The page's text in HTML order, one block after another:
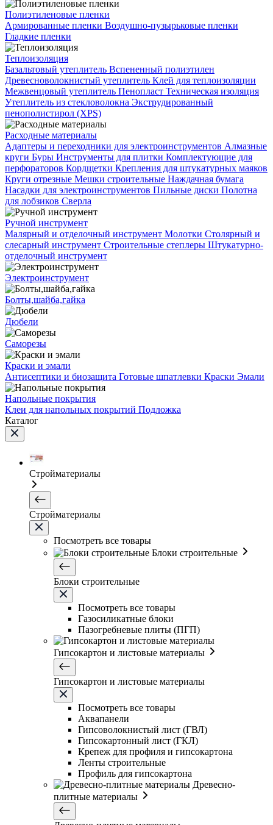
Полиэтиленовые пленки
Армированные пленки Воздушно-пузырьковые пленки
Гладкие пленки
Теплоизоляция
Базальтовый утеплитель Вспененный полиэтилен
Древесноволокнистый утеплитель Клей для теплоизоляции
Межвенцовый утеплитель Пенопласт Техническая изоляция
Утеплитель из стекловолокна Экструдированный
пенополистирол (XPS)
Расходные материалы
Адаптеры и переходники для электроинструментов Алмазные
круги Буры Инструменты для плитки Комплектующие для
перфораторов Кордщетки Крепления для штукатурных маяков
Круги отрезные Мешки строительные Наждачная бумага
Насадки для электроинструментов Пильные диски Полотна
для лобзиков Сверла
Ручной инструмент
Малярный и отделочный инструмент Молотки Столярный и
слесарный инструмент Строительные степлеры Штукатурно-
отделочный инструмент
Электроинструмент
Болты,шайба,гайка
Дюбели
Саморезы
Краски и эмали
Антисептики и биозащита Готовые шпатлевки Краски Эмали
Напольные покрытия
Клеи для напольных покрытий Подложка
Каталог
Стройматериалы
Стройматериалы
Посмотреть все товары
Блоки строительные
Блоки строительные
Посмотреть все товары
Газосиликатные блоки
Пазогребневые плиты (ПГП)
Гипсокартон и листовые материалы
Гипсокартон и листовые материалы
Посмотреть все товары
Аквапанели
Гипсоволокнистый лист (ГВЛ)
Гипсокартонный лист (ГКЛ)
Крепеж для профиля и гипсокартона
Ленты строительные
Профиль для гипсокартона
Древесно-
плитные материалы